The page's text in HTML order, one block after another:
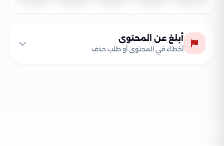
أبلغ عن المحتوى
أخطاء في المحتوى أو طلب حذف